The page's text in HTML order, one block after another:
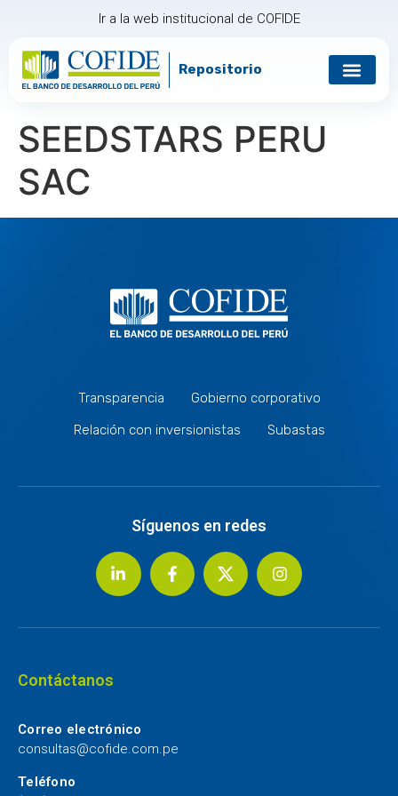
Ir a la web institucional de COFIDE
Repositorio
SEEDSTARS PERU
SAC
Transparencia
Gobierno corporativo
Relación con inversionistas
Subastas
Síguenos en redes
Contáctanos
Correo electrónico
consultas@cofide.com.pe
Teléfono